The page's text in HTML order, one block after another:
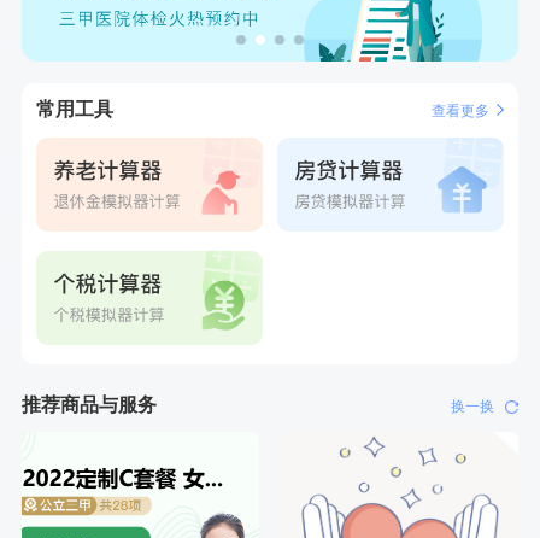
6分钟前
谭**
购买了中粮可益康红豆薏米粉500g
购买了宁安堡新疆无核红枣干150g*2
常用工具 查看更多
推荐商品与服务 换一换